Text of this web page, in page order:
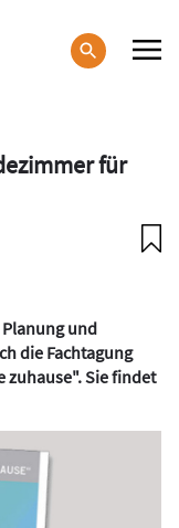
für
und
die Fachtagung
zuhause". Sie findet